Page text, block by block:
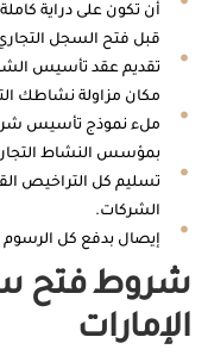
أن تكون على دراية
قبل فتح السجل
تقديم عقد تأسيس
مكان مزاولة نشاطك
ملء نموذج تأسيس
بمؤسس النشاط
تسليم كل التراخيص
الشركات.
إيصال بدفع كل
شروط فتح
الإمارات